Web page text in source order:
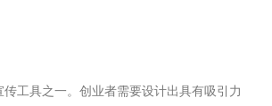
工具之一。创业者需要设计出具有吸引力